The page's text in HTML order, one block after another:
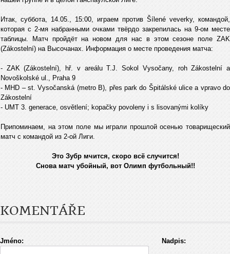
Итак, суббота, 14.05., 15:00, играем против Šílené veverky, командой,
которая с 2-мя набранными очками твёрдо закрепилась на 9-ом месте
таблицы. Матч пройдёт на новом для нас в этом сезоне поле ZAK
(Zákostelní) на Высочанах. Информация о месте проведения матча:
- ZAK (Zákostelní), hř. v areálu T.J. Sokol Vysočany, roh Zákostelní a
Novoškolské ul., Praha 9
- MHD – st. Vysočanská (metro B), přes park do Špitálské ulice a vpravo do
Zákostelní
- UMT 3. generace, osvětlení; kopačky povoleny i s lisovanými kolíky
Припоминаем, на этом поле мы играли прошлой осенью товарищеский
матч с командой из 2-ой Лиги.
Это Зубр мчится, скоро всё случится!
Снова матч убойный, вот Олимп футбольный!!
KOMENTÁŘE
Jméno: Nadpis: